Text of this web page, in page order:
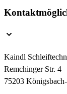
Kaindl
Remchinger Str. 4
75203